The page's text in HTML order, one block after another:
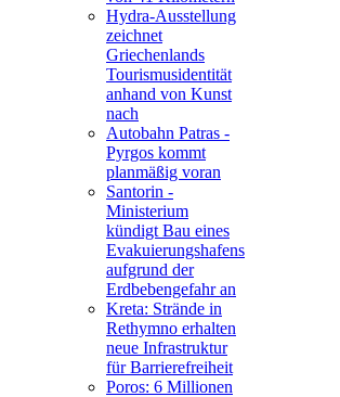
Hydra-Ausstellung
zeichnet
Griechenlands
Tourismusidentität
anhand von Kunst
nach
Autobahn Patras -
Pyrgos kommt
planmäßig voran
Santorin -
Ministerium
kündigt Bau eines
Evakuierungshafens
aufgrund der
Erdbebengefahr an
Kreta: Strände in
Rethymno erhalten
neue Infrastruktur
für Barrierefreiheit
Poros: 6 Millionen